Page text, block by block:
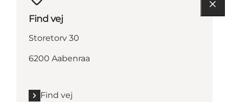
Find vej
Storetorv 30
6200 Aabenraa
Find vej